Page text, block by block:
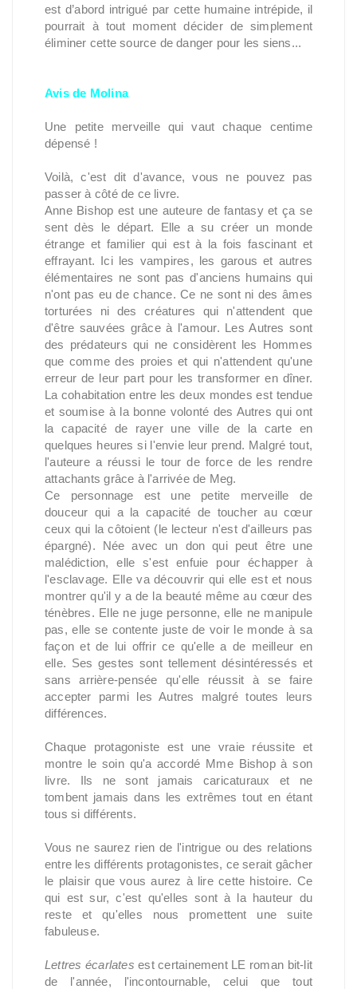
est d’abord intrigué par cette humaine intrépide, il
pourrait à tout moment décider de simplement
éliminer cette source de danger pour les siens...
Avis de Molina
Une petite merveille qui vaut chaque centime
dépensé !
Voilà, c'est dit d'avance, vous ne pouvez pas
passer à côté de ce livre.
Anne Bishop est une auteure de fantasy et ça se
sent dès le départ. Elle a su créer un monde
étrange et familier qui est à la fois fascinant et
effrayant. Ici les vampires, les garous et autres
élémentaires ne sont pas d'anciens humains qui
n'ont pas eu de chance. Ce ne sont ni des âmes
torturées ni des créatures qui n'attendent que
d'être sauvées grâce à l'amour. Les Autres sont
des prédateurs qui ne considèrent les Hommes
que comme des proies et qui n'attendent qu'une
erreur de leur part pour les transformer en dîner.
La cohabitation entre les deux mondes est tendue
et soumise à la bonne volonté des Autres qui ont
la capacité de rayer une ville de la carte en
quelques heures si l'envie leur prend. Malgré tout,
l'auteure a réussi le tour de force de les rendre
attachants grâce à l'arrivée de Meg.
Ce personnage est une petite merveille de
douceur qui a la capacité de toucher au cœur
ceux qui la côtoient (le lecteur n'est d'ailleurs pas
épargné). Née avec un don qui peut être une
malédiction, elle s'est enfuie pour échapper à
l'esclavage. Elle va découvrir qui elle est et nous
montrer qu'il y a de la beauté même au cœur des
ténèbres. Elle ne juge personne, elle ne manipule
pas, elle se contente juste de voir le monde à sa
façon et de lui offrir ce qu'elle a de meilleur en
elle. Ses gestes sont tellement désintéressés et
sans arrière-pensée qu'elle réussit à se faire
accepter parmi les Autres malgré toutes leurs
différences.
Chaque protagoniste est une vraie réussite et
montre le soin qu'a accordé Mme Bishop à son
livre. Ils ne sont jamais caricaturaux et ne
tombent jamais dans les extrêmes tout en étant
tous si différents.
Vous ne saurez rien de l'intrigue ou des relations
entre les différents protagonistes, ce serait gâcher
le plaisir que vous aurez à lire cette histoire. Ce
qui est sur, c'est qu'elles sont à la hauteur du
reste et qu'elles nous promettent une suite
fabuleuse.
Lettres écarlates est certainement LE roman bit-lit
de l'année, l'incontournable, celui que tout